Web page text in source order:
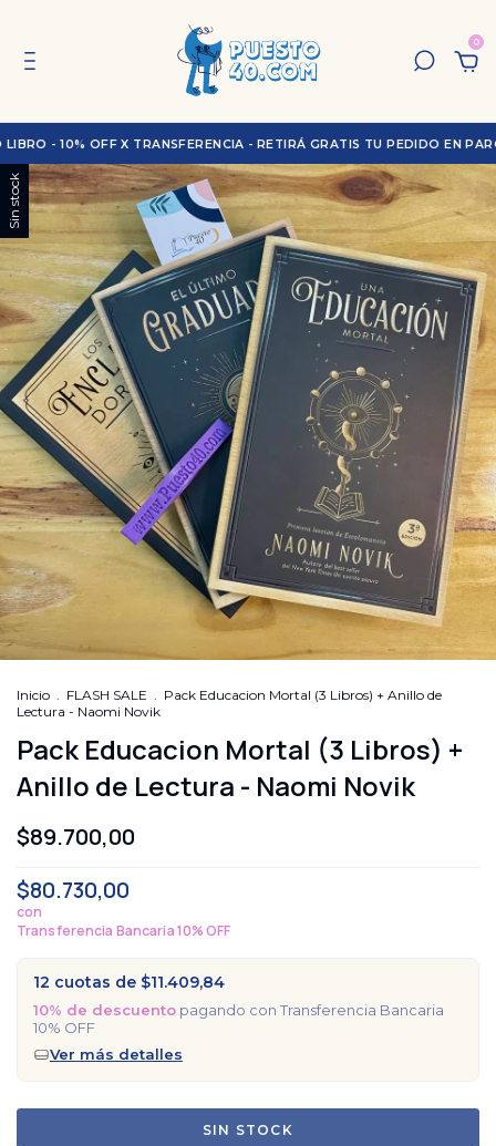
0
- 10% OFF X TRANSFERENCIA - RETIRÁ GRATIS TU PEDIDO EN
Sin stock
Inicio . FLASH SALE . Pack Educacion Mortal (3 Libros) + Anillo de
Lectura - Naomi Novik
Pack Educacion Mortal (3 Libros) +
Anillo de Lectura - Naomi Novik
$89.700,00
$80.730,00
con
Transferencia Bancaria 10% OFF
12 cuotas de $11.409,84
10% de descuento pagando con Transferencia Bancaria
10% OFF
Ver más detalles